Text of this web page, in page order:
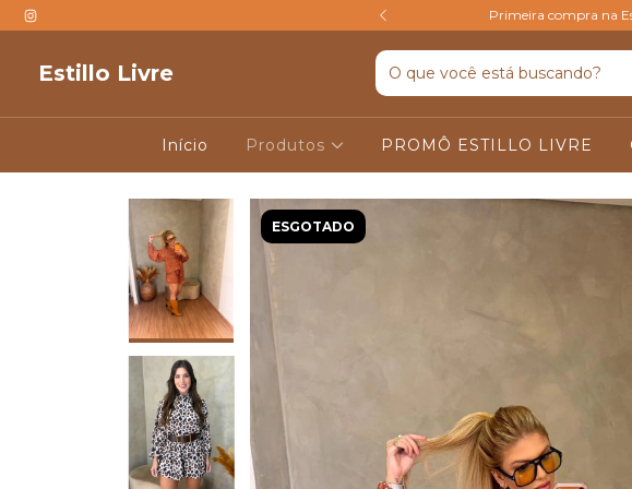
ACIMA DE R$599 Primeira compra na
Estillo Livre
Início Produtos PROMÔ ESTILLO LIVRE
ESGOTADO